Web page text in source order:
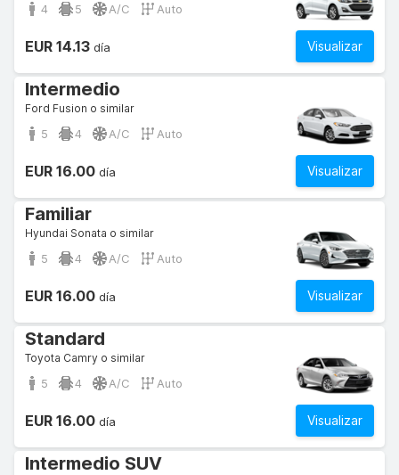
4 5 A/C Auto
Visualizar
EUR 14.13 día
Intermedio
Ford Fusion o similar
5 4 A/C Auto
Visualizar
EUR 16.00 día
Familiar
Hyundai Sonata o similar
5 4 A/C Auto
Visualizar
EUR 16.00 día
Standard
Toyota Camry o similar
5 4 A/C Auto
Visualizar
EUR 16.00 día
Intermedio SUV